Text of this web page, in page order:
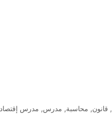
, قانون, محاسبة, مدرس, مدرس إقتصاد